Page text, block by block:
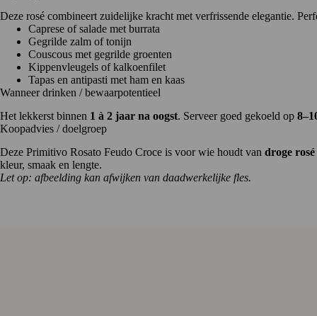
Deze rosé combineert zuidelijke kracht met verfrissende elegantie.
Caprese of salade met burrata
Gegrilde zalm of tonijn
Couscous met gegrilde groenten
Kippenvleugels of kalkoenfilet
Tapas en antipasti met ham en kaas
Wanneer drinken / bewaarpotentieel
Het lekkerst binnen 1 à 2 jaar na oogst. Serveer goed gekoeld op
Koopadvies / doelgroep
Deze Primitivo Rosato Feudo Croce is voor wie houdt van droge
kleur, smaak en lengte.
Let op: afbeelding kan afwijken van daadwerkelijke fles.